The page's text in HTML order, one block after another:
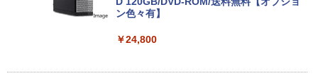
店長おまかせPC 初期設定済 送料無料
ン色々有】
￥24,800